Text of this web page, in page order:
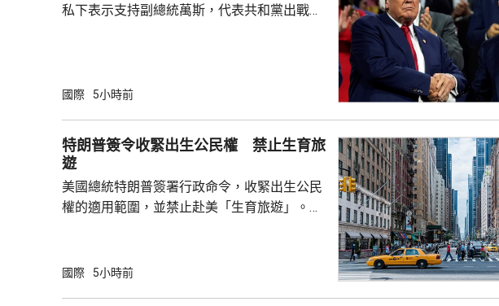
私下表示支持副總統萬斯，代表共和黨出戰
朗普的顧問形容，特朗普已私下認定由萬斯
同時引述接近特朗普圈子的盟友指，特朗普的
性格反覆多變，會對不同人說不同的話，支...
國際 5小時前
特朗普簽令收緊出生公民權 禁止生育旅
遊
美國總統特朗普簽署行政命令，收緊出生公民
權的適用範圍，並禁止赴美「生育旅遊」。行
會自動獲得美國公民身份。華府亦禁止透過赴
國際 5小時前